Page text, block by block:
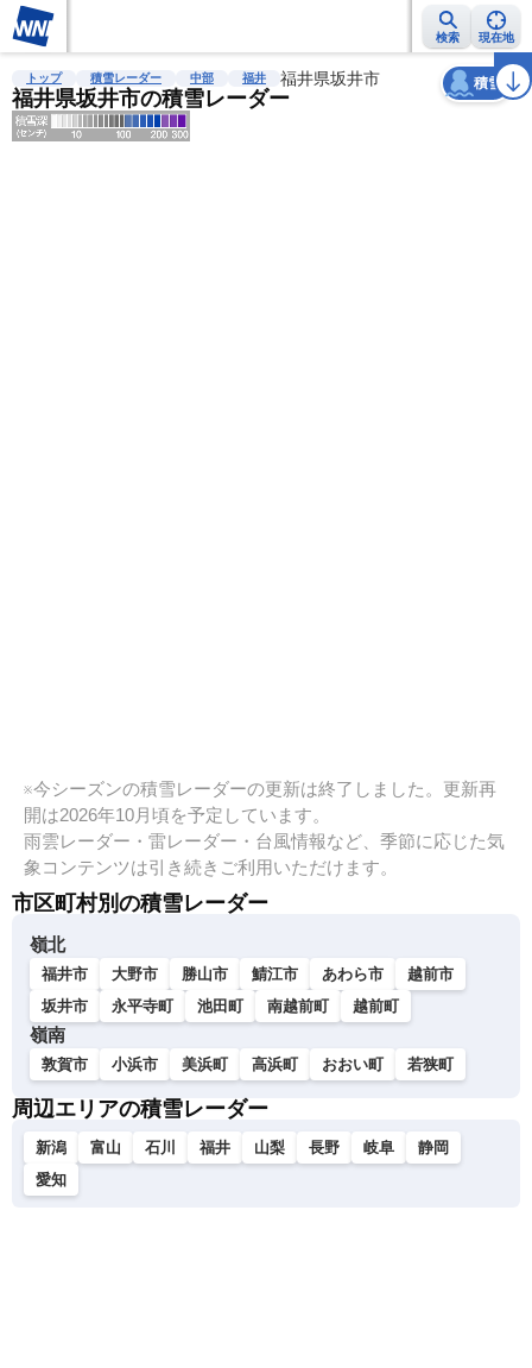
検索 現在地
雨雲レーダー 台風情報 地震情報 警報・注意報 2週間天気 ラ
トップ 積雪レーダー 中部 福井 福井県坂井市
福井県坂井市の積雪レーダー
積雪
天気 台風
※今シーズンの積雪レーダーの更新は終了しました。更新再
開は2026年10月頃を予定しています。
雨雲レーダー・雷レーダー・台風情報など、季節に応じた気
象コンテンツは引き続きご利用いただけます。
市区町村別の積雪レーダー
嶺北
福井市 大野市 勝山市 鯖江市 あわら市
越前市
坂井市
永平寺町 池田町 南越前町 越前町
嶺南
敦賀市 小浜市 美浜町 高浜町 おおい町 若狭町
周辺エリアの積雪レーダー
新潟 富山 石川 福井 山梨 長野 岐阜
静岡
愛知